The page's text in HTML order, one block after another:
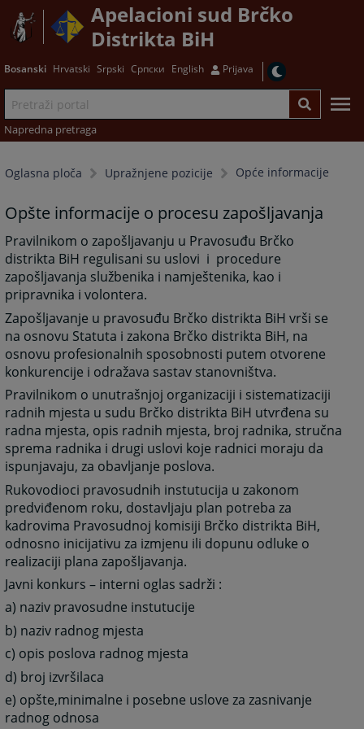
Apelacioni sud Brčko
Distrikta BiH
Bosanski Hrvatski Srpski Српски English Prijava
Napredna pretraga
Oglasna ploča Upražnjene pozicije Opće informacije
Opšte informacije o procesu zapošljavanja
Pravilnikom o zapošljavanju u Pravosuđu Brčko
distrikta BiH regulisani su uslovi i procedure
zapošljavanja službenika i namještenika, kao i
pripravnika i volontera.
Zapošljavanje u pravosuđu Brčko distrikta BiH vrši se
na osnovu Statuta i zakona Brčko distrikta BiH, na
osnovu profesionalnih sposobnosti putem otvorene
konkurencije i odražava sastav stanovništva.
Pravilnikom o unutrašnjoj organizaciji i sistematizaciji
radnih mjesta u sudu Brčko distrikta BiH utvrđena su
radna mjesta, opis radnih mjesta, broj radnika, stručna
sprema radnika i drugi uslovi koje radnici moraju da
ispunjavaju, za obavljanje poslova.
Rukovodioci pravosudnih instutucija u zakonom
predviđenom roku, dostavljaju plan potreba za
kadrovima Pravosudnoj komisiji Brčko distrikta BiH,
odnosno inicijativu za izmjenu ili dopunu odluke o
realizaciji plana zapošljavanja.
Javni konkurs – interni oglas sadrži :
a) naziv pravosudne instutucije
b) naziv radnog mjesta
c) opis poslova radnog mjesta
d) broj izvršilaca
e) opšte,minimalne i posebne uslove za zasnivanje
radnog odnosa